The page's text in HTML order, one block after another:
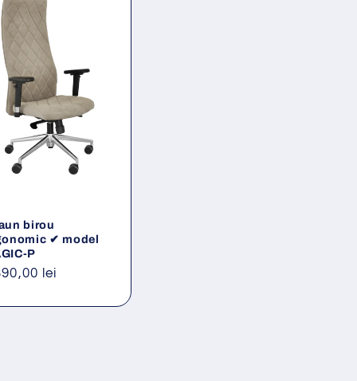
birou
✔ model
P
lei